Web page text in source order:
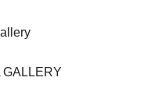
GALLERY